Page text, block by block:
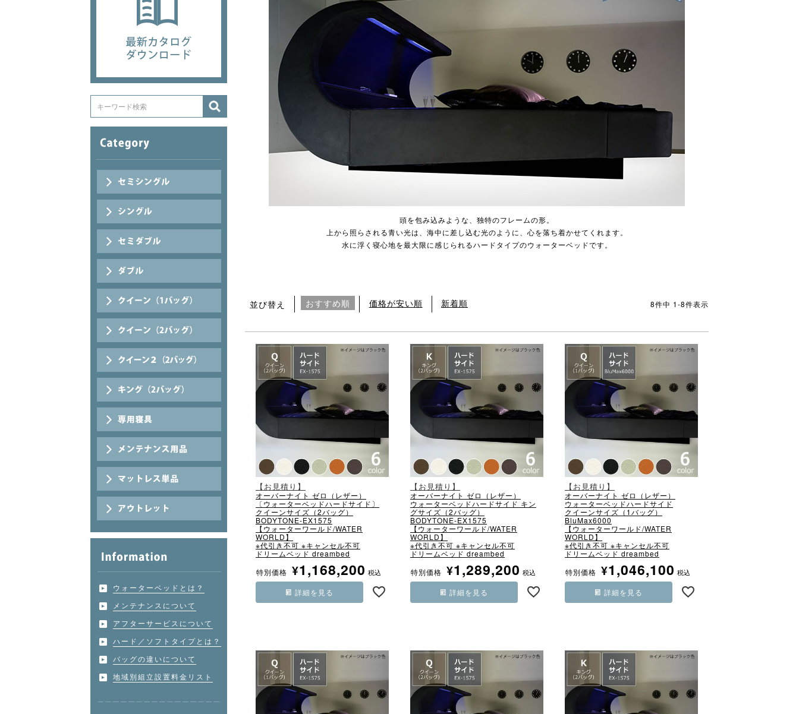
ウォーターベッドとは？
メンテナンスについて
アフターサービスについて
ハード／ソフトタイプとは？
バッグの違いについて
地域別組立設置料金リスト
頭を包み込みような、独特のフレームの形。
上から照らされる青い光は、海中に差し込む光のように、心を落ち着かせてくれます。
水に浮く寝心地を最大限に感じられるハードタイプのウォーターベッドです。
並び替え おすすめ順 価格が安い順 新着順 8件中 1-8件表示
【お見積り】
オーバーナイト ゼロ（レザー）
〔ウォーターベッドハードサイド〕
クイーンサイズ（2バッグ）
BODYTONE-EX1575
【ウォーターワールド/WATER
WORLD】
※代引き不可 ※キャンセル不可
ドリームベッド dreambed
特別価格 ¥1,168,200 税込
詳細を見る
【お見積り】
オーバーナイト ゼロ（レザー）
ウォーターベッドハードサイド キン
グサイズ（2バッグ）
BODYTONE-EX1575
【ウォーターワールド/WATER
WORLD】
※代引き不可 ※キャンセル不可
ドリームベッド dreambed
特別価格 ¥1,289,200 税込
詳細を見る
【お見積り】
オーバーナイト ゼロ（レザー）
ウォーターベッドハードサイド
クイーンサイズ（1バッグ）
BluMax6000
【ウォーターワールド/WATER
WORLD】
※代引き不可 ※キャンセル不可
ドリームベッド dreambed
特別価格 ¥1,046,100 税込
詳細を見る